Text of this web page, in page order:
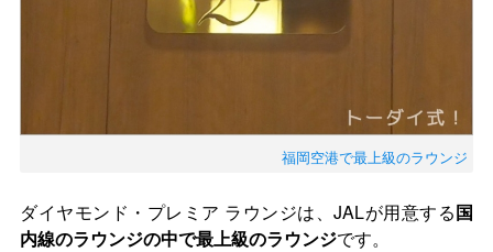
福岡空港で最上級のラウンジ
ダイヤモンド・プレミア ラウンジは、JALが用意する国
内線のラウンジの中で最上級のラウンジです。